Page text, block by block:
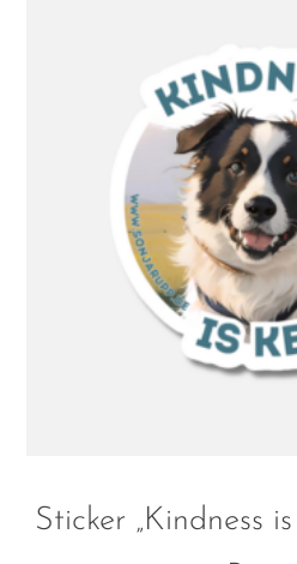
Sticker „Kindness